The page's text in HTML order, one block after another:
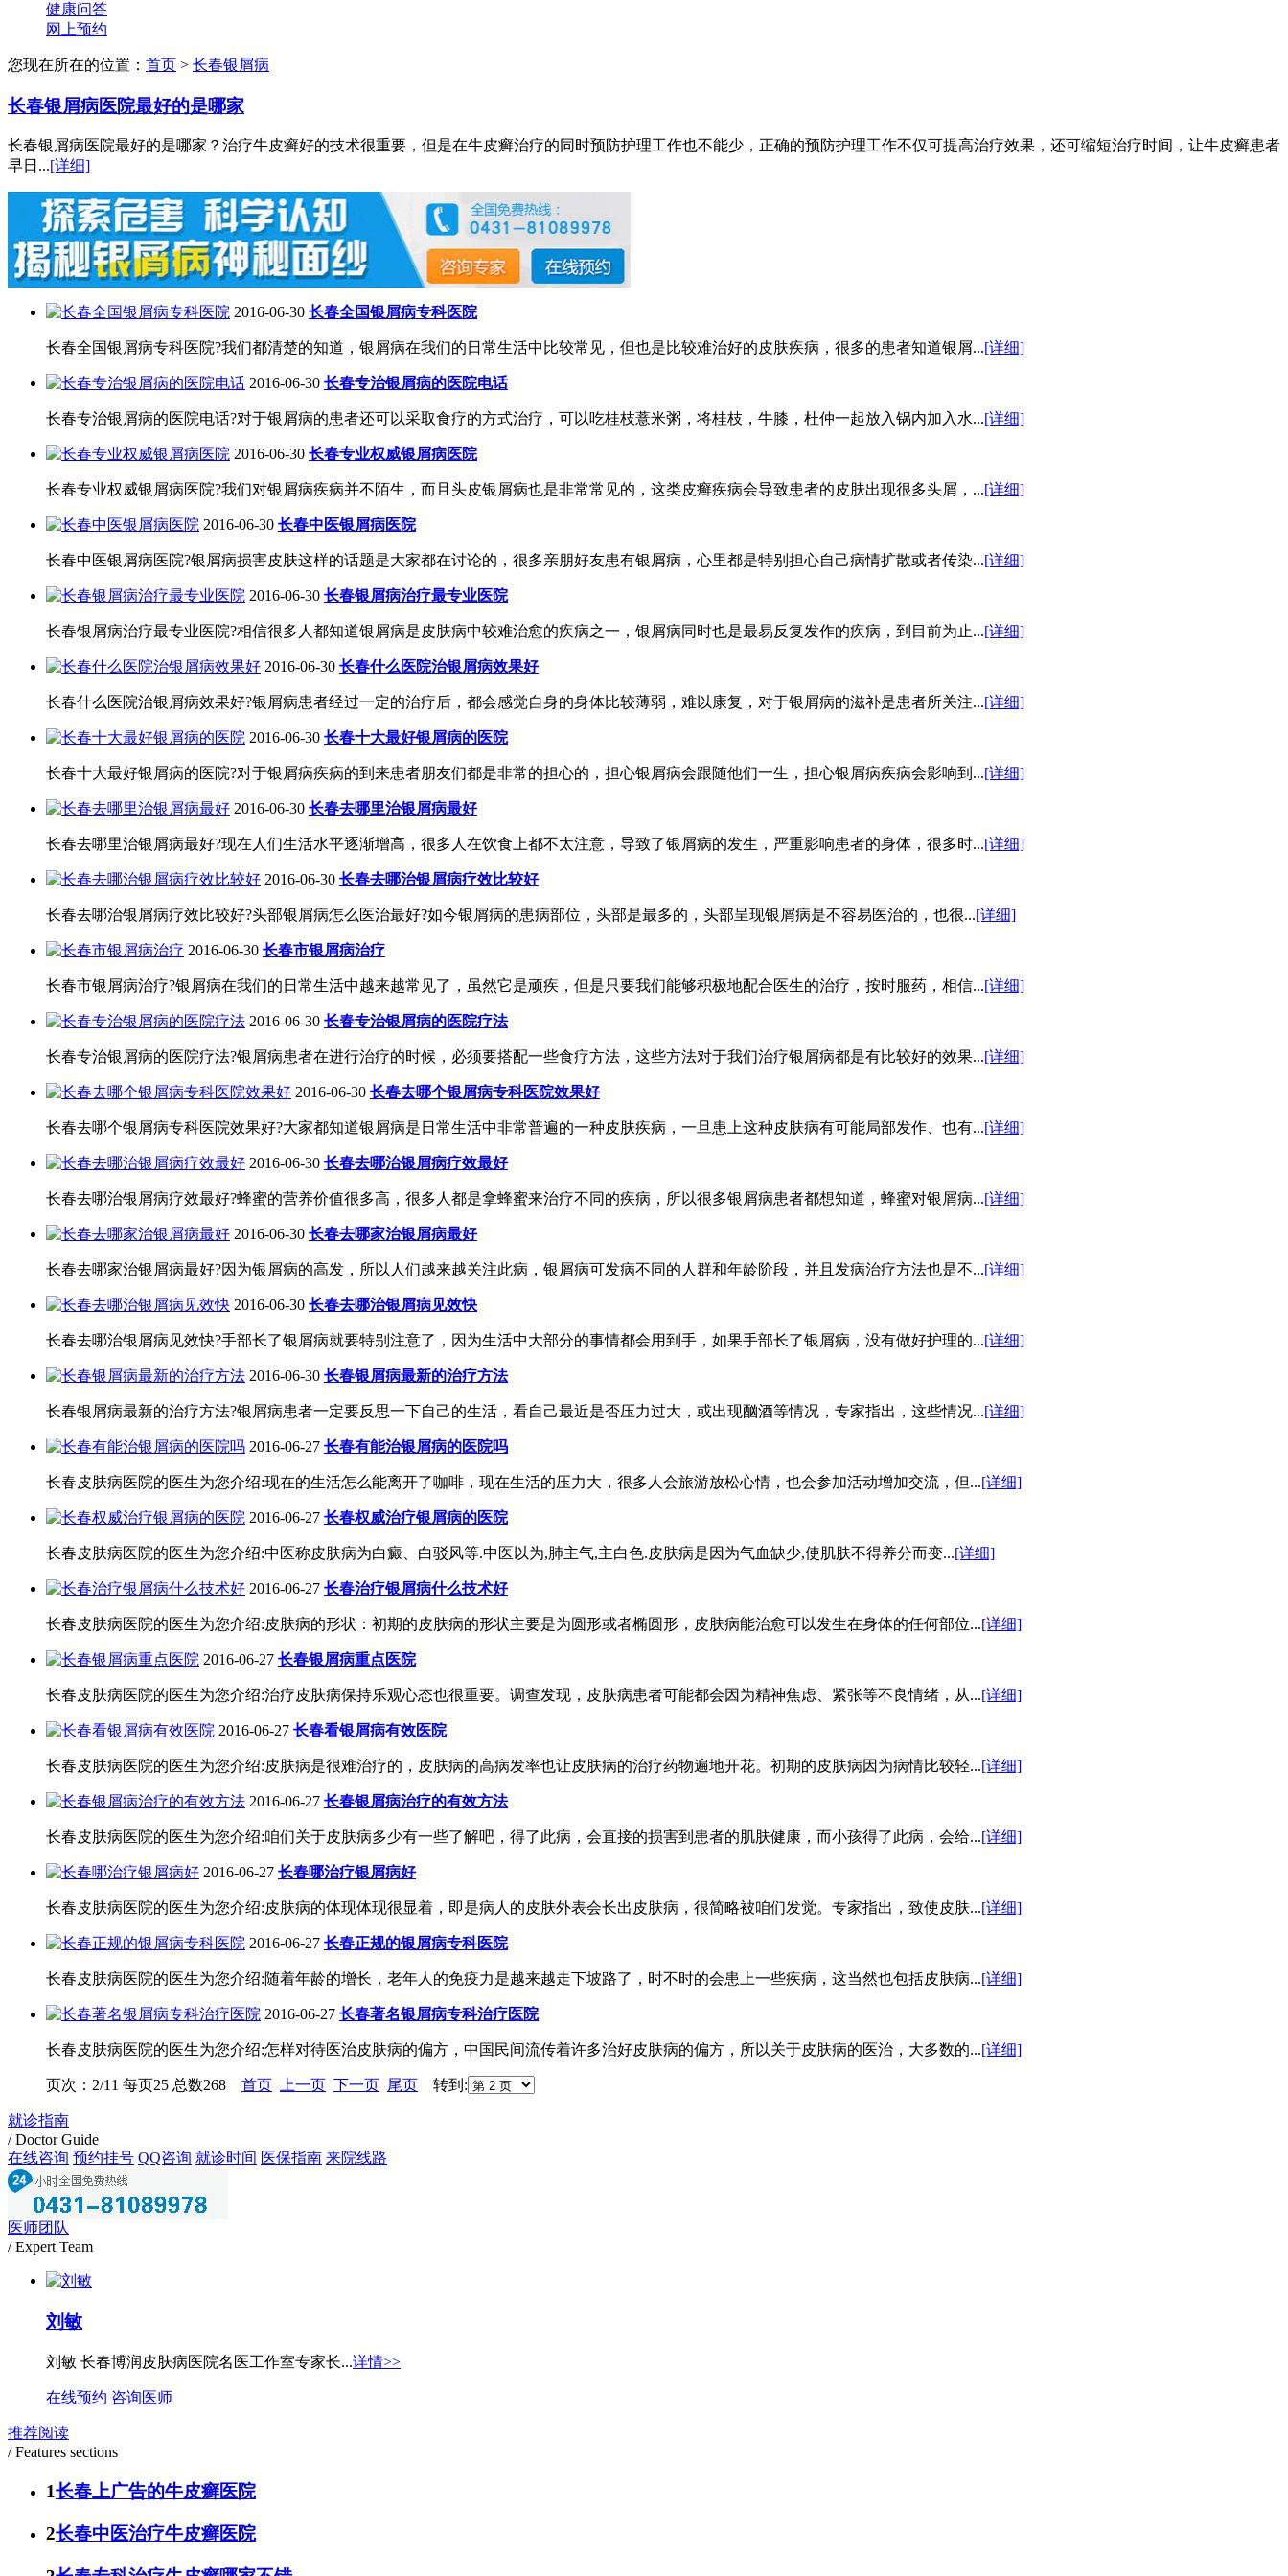
健康问答
网上预约
您现在所在的位置： 首页 > 长春银屑病
长春银屑病医院最好的是哪家
长春银屑病医院最好的是哪家？治疗牛皮癣好的技术很重要，但是在牛皮癣治疗的同时预防护理工作也不能少，正确的预防护理工作不仅可提高治疗效果，还可缩短治疗时间，让牛皮癣患者
早日...[详细]
2016-06-30 长春全国银屑病专科医院
长春全国银屑病专科医院?我们都清楚的知道，银屑病在我们的日常生活中比较常见，但也是比较难治好的皮肤疾病，很多的患者知道银屑...[详细]
2016-06-30 长春专治银屑病的医院电话
长春专治银屑病的医院电话?对于银屑病的患者还可以采取食疗的方式治疗，可以吃桂枝薏米粥，将桂枝，牛膝，杜仲一起放入锅内加入水...[详细]
2016-06-30 长春专业权威银屑病医院
长春专业权威银屑病医院?我们对银屑病疾病并不陌生，而且头皮银屑病也是非常常见的，这类皮癣疾病会导致患者的皮肤出现很多头屑，...[详细]
2016-06-30 长春中医银屑病医院
长春中医银屑病医院?银屑病损害皮肤这样的话题是大家都在讨论的，很多亲朋好友患有银屑病，心里都是特别担心自己病情扩散或者传染...[详细]
2016-06-30 长春银屑病治疗最专业医院
长春银屑病治疗最专业医院?相信很多人都知道银屑病是皮肤病中较难治愈的疾病之一，银屑病同时也是最易反复发作的疾病，到目前为止...[详细]
2016-06-30 长春什么医院治银屑病效果好
长春什么医院治银屑病效果好?银屑病患者经过一定的治疗后，都会感觉自身的身体比较薄弱，难以康复，对于银屑病的滋补是患者所关注...[详细]
2016-06-30 长春十大最好银屑病的医院
长春十大最好银屑病的医院?对于银屑病疾病的到来患者朋友们都是非常的担心的，担心银屑病会跟随他们一生，担心银屑病疾病会影响到...[详细]
2016-06-30 长春去哪里治银屑病最好
长春去哪里治银屑病最好?现在人们生活水平逐渐增高，很多人在饮食上都不太注意，导致了银屑病的发生，严重影响患者的身体，很多时...[详细]
2016-06-30 长春去哪治银屑病疗效比较好
长春去哪治银屑病疗效比较好?头部银屑病怎么医治最好?如今银屑病的患病部位，头部是最多的，头部呈现银屑病是不容易医治的，也很...[详细]
2016-06-30 长春市银屑病治疗
长春市银屑病治疗?银屑病在我们的日常生活中越来越常见了，虽然它是顽疾，但是只要我们能够积极地配合医生的治疗，按时服药，相信...[详细]
2016-06-30 长春专治银屑病的医院疗法
长春专治银屑病的医院疗法?银屑病患者在进行治疗的时候，必须要搭配一些食疗方法，这些方法对于我们治疗银屑病都是有比较好的效果...[详细]
2016-06-30 长春去哪个银屑病专科医院效果好
长春去哪个银屑病专科医院效果好?大家都知道银屑病是日常生活中非常普遍的一种皮肤疾病，一旦患上这种皮肤病有可能局部发作、也有...[详细]
2016-06-30 长春去哪治银屑病疗效最好
长春去哪治银屑病疗效最好?蜂蜜的营养价值很多高，很多人都是拿蜂蜜来治疗不同的疾病，所以很多银屑病患者都想知道，蜂蜜对银屑病...[详细]
2016-06-30 长春去哪家治银屑病最好
长春去哪家治银屑病最好?因为银屑病的高发，所以人们越来越关注此病，银屑病可发病不同的人群和年龄阶段，并且发病治疗方法也是不...[详细]
2016-06-30 长春去哪治银屑病见效快
长春去哪治银屑病见效快?手部长了银屑病就要特别注意了，因为生活中大部分的事情都会用到手，如果手部长了银屑病，没有做好护理的...[详细]
2016-06-30 长春银屑病最新的治疗方法
长春银屑病最新的治疗方法?银屑病患者一定要反思一下自己的生活，看自己最近是否压力过大，或出现酗酒等情况，专家指出，这些情况...[详细]
2016-06-27 长春有能治银屑病的医院吗
长春皮肤病医院的医生为您介绍:现在的生活怎么能离开了咖啡，现在生活的压力大，很多人会旅游放松心情，也会参加活动增加交流，但...[详细]
2016-06-27 长春权威治疗银屑病的医院
长春皮肤病医院的医生为您介绍:中医称皮肤病为白癜、白驳风等.中医以为,肺主气,主白色.皮肤病是因为气血缺少,使肌肤不得养分而变...[详细]
2016-06-27 长春治疗银屑病什么技术好
长春皮肤病医院的医生为您介绍:皮肤病的形状：初期的皮肤病的形状主要是为圆形或者椭圆形，皮肤病能治愈可以发生在身体的任何部位...[详细]
2016-06-27 长春银屑病重点医院
长春皮肤病医院的医生为您介绍:治疗皮肤病保持乐观心态也很重要。调查发现，皮肤病患者可能都会因为精神焦虑、紧张等不良情绪，从...[详细]
2016-06-27 长春看银屑病有效医院
长春皮肤病医院的医生为您介绍:皮肤病是很难治疗的，皮肤病的高病发率也让皮肤病的治疗药物遍地开花。初期的皮肤病因为病情比较轻...[详细]
2016-06-27 长春银屑病治疗的有效方法
长春皮肤病医院的医生为您介绍:咱们关于皮肤病多少有一些了解吧，得了此病，会直接的损害到患者的肌肤健康，而小孩得了此病，会给...[详细]
2016-06-27 长春哪治疗银屑病好
长春皮肤病医院的医生为您介绍:皮肤病的体现体现很显着，即是病人的皮肤外表会长出皮肤病，很简略被咱们发觉。专家指出，致使皮肤...[详细]
2016-06-27 长春正规的银屑病专科医院
长春皮肤病医院的医生为您介绍:随着年龄的增长，老年人的免疫力是越来越走下坡路了，时不时的会患上一些疾病，这当然也包括皮肤病...[详细]
2016-06-27 长春著名银屑病专科治疗医院
长春皮肤病医院的医生为您介绍:怎样对待医治皮肤病的偏方，中国民间流传着许多治好皮肤病的偏方，所以关于皮肤病的医治，大多数的...[详细]
页次：2/11 每页25 总数268 首页 上一页 下一页 尾页 转到:
就诊指南
/ Doctor Guide
在线咨询 预约挂号 QQ咨询 就诊时间 医保指南 来院线路
医师团队
/ Expert Team
刘敏
刘敏 长春博润皮肤病医院名医工作室专家长...详情>>
在线预约 咨询医师
推荐阅读
/ Features sections
1长春上广告的牛皮癣医院
2长春中医治疗牛皮癣医院